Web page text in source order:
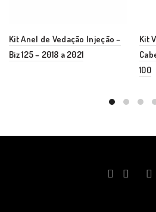
Kit Anel de Vedação Injeção –
Biz 125 – 2018 a 2021
Kit
100